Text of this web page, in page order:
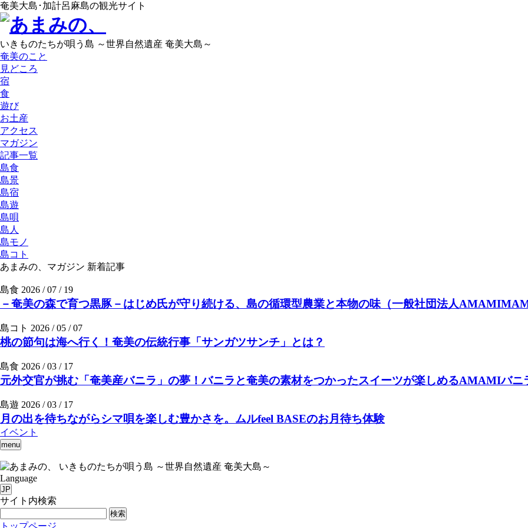
奄美大島･加計呂麻島の観光サイト
いきものたちが唄う島 ～世界自然遺産 奄美大島～
奄美のこと
見どころ
宿
食
遊び
お土産
アクセス
マガジン
記事一覧
島食
島景
島宿
島遊
島唄
島人
島モノ
島コト
あまみの、マガジン 新着記事
島食 2026 / 07 / 19
－奄美の森で育つ黒豚－はじめ氏が守り続ける、島の循環型農業と本物の味（一般社団法人
島コト 2026 / 05 / 07
桃の節句は海へ行く！奄美の伝統行事「サンガツサンチ」とは？
島食 2026 / 03 / 17
元外交官が挑む「奄美産バニラ」の夢！バニラと奄美の素材をつかったスイーツが楽しめるAMAMIバニ
島遊 2026 / 03 / 17
月の出を待ちながらシマ唄を楽しむ豊かさを。ムルfeel BASEのお月待ち体験
イベント
menu
いきものたちが唄う島 ～世界自然遺産 奄美大島～
Language
JP
サイト内検索
検索
トップページ